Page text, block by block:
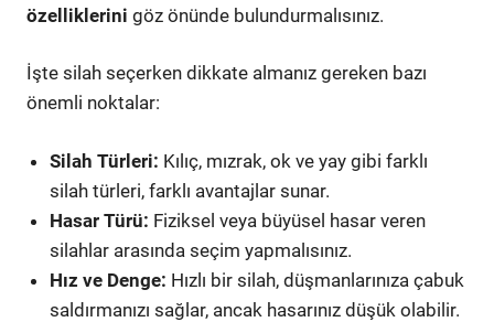
özelliklerini göz önünde bulundurmalısınız.
İşte silah seçerken dikkate almanız gereken bazı
önemli noktalar:
Silah Türleri: Kılıç, mızrak, ok ve yay gibi farklı
silah türleri, farklı avantajlar sunar.
Hasar Türü: Fiziksel veya büyüsel hasar veren
silahlar arasında seçim yapmalısınız.
Hız ve Denge: Hızlı bir silah, düşmanlarınıza çabuk
saldırmanızı sağlar, ancak hasarınız düşük olabilir.